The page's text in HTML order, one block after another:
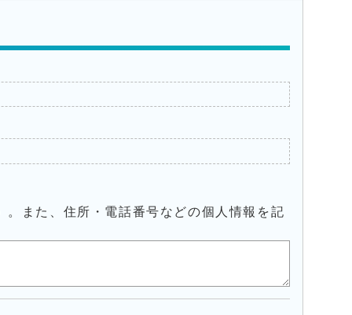
。また、住所・電話番号などの個人情報を記